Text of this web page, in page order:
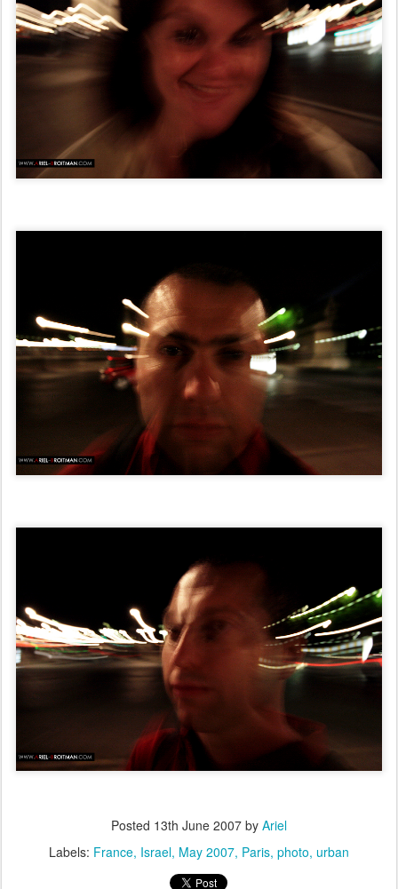
Posted 13th June 2007 by Ariel
Labels: France Israel May 2007 Paris photo urban